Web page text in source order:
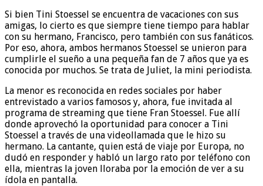
Si bien Tini Stoessel se encuentra de vacaciones con sus
amigas, lo cierto es que siempre tiene tiempo para hablar
con su hermano, Francisco, pero también con sus fanáticos.
Por eso, ahora, ambos hermanos Stoessel se unieron para
cumplirle el sueño a una pequeña fan de 7 años que ya es
conocida por muchos. Se trata de Juliet, la mini periodista.
La menor es reconocida en redes sociales por haber
entrevistado a varios famosos y, ahora, fue invitada al
programa de streaming que tiene Fran Stoessel. Fue allí
donde aprovechó la oportunidad para conocer a Tini
Stoessel a través de una videollamada que le hizo su
hermano. La cantante, quien está de viaje por Europa, no
dudó en responder y habló un largo rato por teléfono con
ella, mientras la joven lloraba por la emoción de ver a su
ídola en pantalla.